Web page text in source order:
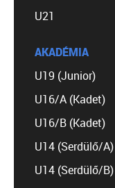
U21
AKADÉMIA
U19 (Junior)
U16/A (Kadet)
U16/B (Kadet)
U14 (Serdülő/A)
U14 (Serdülő/B)